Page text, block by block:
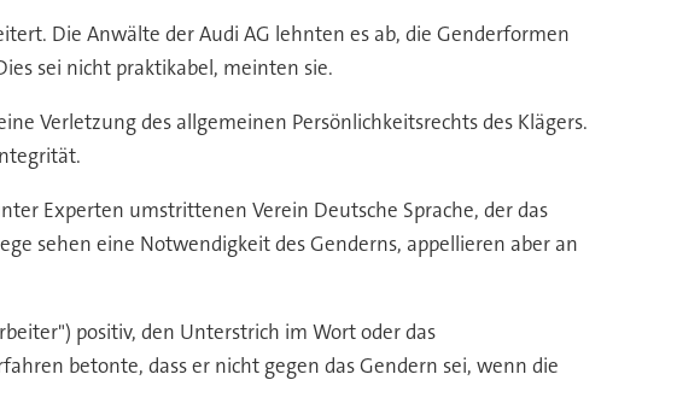
Die Anwälte der Audi AG lehnten es ab, die Genderformen
sei nicht praktikabel, meinten sie.
Verletzung des allgemeinen Persönlichkeitsrechts des Klägers.
Experten umstrittenen Verein Deutsche Sprache, der das
sehen eine Notwendigkeit des Genderns, appellieren aber an
positiv, den Unterstrich im Wort oder das
betonte, dass er nicht gegen das Gendern sei, wenn die